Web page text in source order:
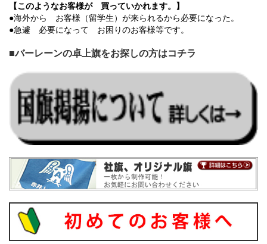
【このようなお客様が 買っていかれます。】
●海外から お客様（留学生）が来られるから必要になった。
●急遽 必要になって お困りのお客様等です。
■バーレーンの卓上旗をお探しの方はコチラ